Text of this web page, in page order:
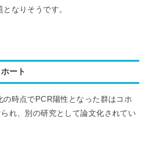
なりそうです。
ート
の時点でPCR陽性となった群はコホ
れ、別の研究として論文化されてい